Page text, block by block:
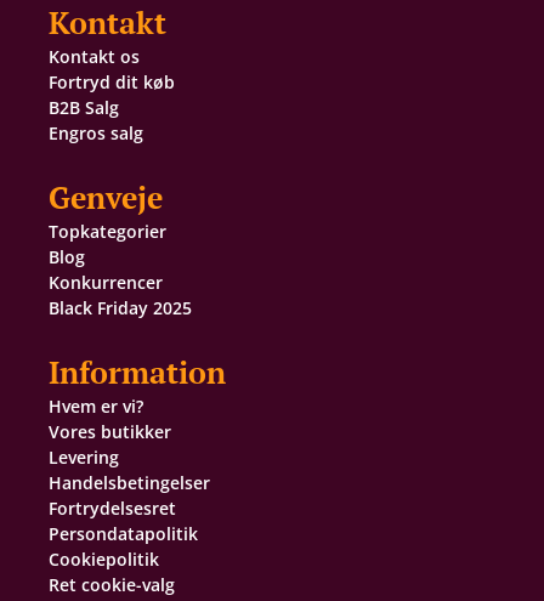
Kontakt
Kontakt os
Fortryd dit køb
B2B Salg
Engros salg
Genveje
Topkategorier
Blog
Konkurrencer
Black Friday 2025
Information
Hvem er vi?
Vores butikker
Levering
Handelsbetingelser
Fortrydelsesret
Persondatapolitik
Cookiepolitik
Ret cookie-valg